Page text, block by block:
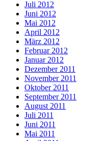
Juli 2012
Juni 2012
Mai 2012
April 2012
März 2012
Februar 2012
Januar 2012
Dezember 2011
November 2011
Oktober 2011
September 2011
August 2011
Juli 2011
Juni 2011
Mai 2011